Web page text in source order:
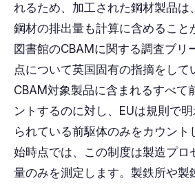
れるため、加工された鋼材製品は
鋼材の排出量も計算に含めること
図書館のCBAMに関する調査ブリ
点について英国固有の指摘をして
CBAM対象製品に含まれるすべて
ントするのに対し、EUは規則で
られている前駆体のみをカウント
始時点では、この制度は製造プロ
量のみを測定します。製鉄所や製